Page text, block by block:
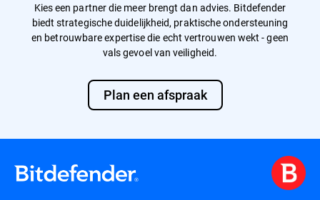
Kies een partner die meer brengt dan advies. Bitdefender
biedt strategische duidelijkheid, praktische ondersteuning
en betrouwbare expertise die echt vertrouwen wekt - geen
vals gevoel van veiligheid.
Plan een afspraak